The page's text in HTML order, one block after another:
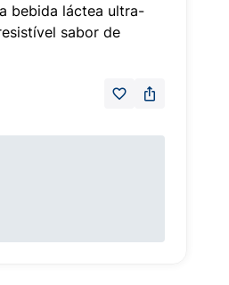
bebida láctea ultra-
sabor de